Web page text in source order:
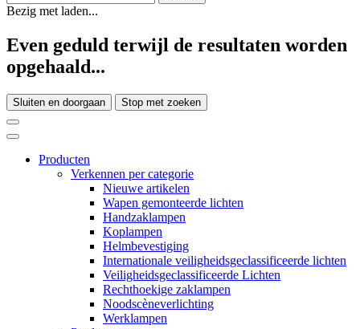
Bezig met laden...
Even geduld terwijl de resultaten worden
opgehaald...
Sluiten en doorgaan Stop met zoeken
Producten
Verkennen per categorie
Nieuwe artikelen
Wapen gemonteerde lichten
Handzaklampen
Koplampen
Helmbevestiging
Internationale veiligheidsgeclassificeerde lichten
Veiligheidsgeclassificeerde Lichten
Rechthoekige zaklampen
Noodscèneverlichting
Werklampen